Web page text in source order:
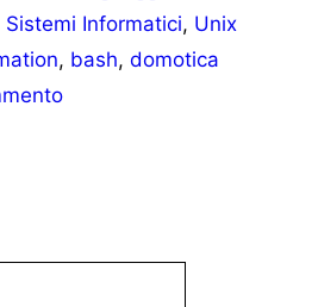
Sistemi Informatici, Unix
, bash,domotica